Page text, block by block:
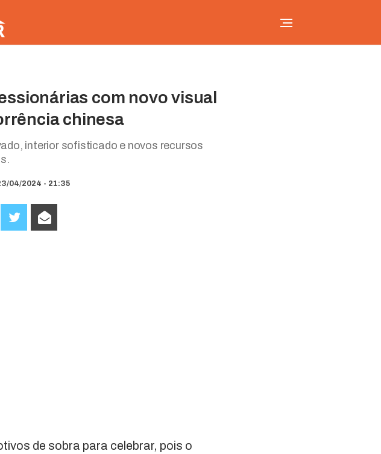
com novo visual
chinesa
interior sofisticado e novos recursos
04/2024 - 21:35
de sobra para celebrar, pois o